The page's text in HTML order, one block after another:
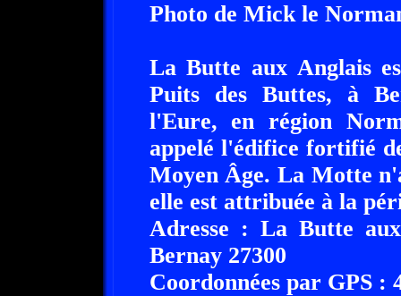
Photo de Mick le
La Butte aux Anglais
Puits des Buttes, à
l'Eure, en région
appelé l'édifice fortifié
Moyen Âge. La Motte
elle est attribuée à la
Adresse : La Butte
Bernay 27300
Coordonnées par GPS :